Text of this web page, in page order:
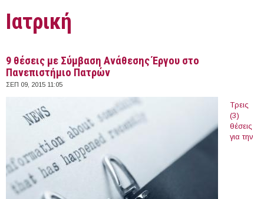
Ιατρική
9 θέσεις με Σύμβαση Ανάθεσης Έργου στο
Πανεπιστήμιο Πατρών
ΣΕΠ 09, 2015 11:05
Τρεις
(3)
θέσεις
για την